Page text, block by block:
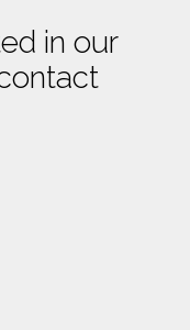
in our